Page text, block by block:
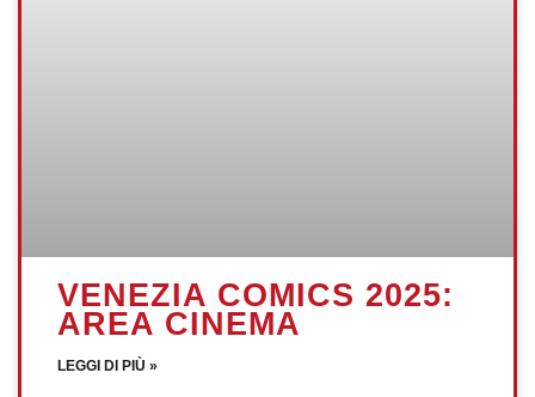
VENEZIA COMICS 2025:
AREA CINEMA
LEGGI DI PIÙ »